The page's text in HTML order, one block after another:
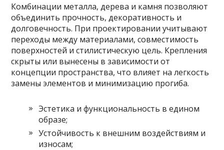
Комбинации металла, дерева и камня позволяют
объединить прочность, декоративность и
долговечность. При проектировании учитывают
переходы между материалами, совместимость
поверхностей и стилистическую цель. Крепления
скрыты или вынесены в зависимости от
концепции пространства, что влияет на легкость
замены элементов и минимизацию прогиба.
Эстетика и функциональность в едином
образе;
Устойчивость к внешним воздействиям и
износам;